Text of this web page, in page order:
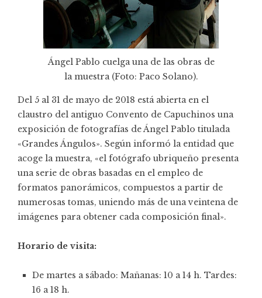
Ángel Pablo cuelga una de las obras de
la muestra (Foto: Paco Solano).
Del 5 al 31 de mayo de 2018 está abierta en el
claustro del antiguo Convento de Capuchinos una
exposición de fotografías de Ángel Pablo titulada
«Grandes Ángulos». Según informó la entidad que
acoge la muestra, «el fotógrafo ubriqueño presenta
una serie de obras basadas en el empleo de
formatos panorámicos, compuestos a partir de
numerosas tomas, uniendo más de una veintena de
imágenes para obtener cada composición final».
Horario de visita:
De martes a sábado: Mañanas: 10 a 14 h. Tardes:
16 a 18 h.